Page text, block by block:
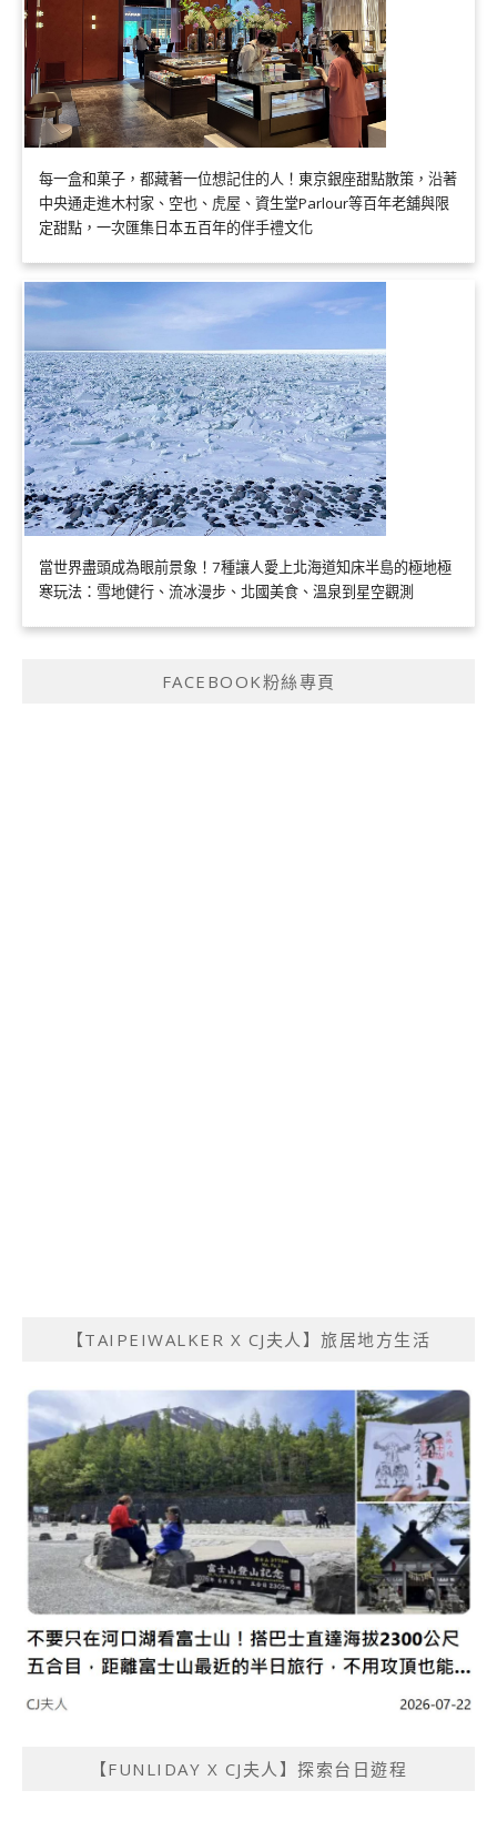
每一盒和菓子，都藏著一位想記住的人！東京銀座甜點散策，沿著
中央通走進木村家、空也、虎屋、資生堂Parlour等百年老舖與限
定甜點，一次匯集日本五百年的伴手禮文化
當世界盡頭成為眼前景象！7種讓人愛上北海道知床半島的極地極
寒玩法：雪地健行、流冰漫步、北國美食、溫泉到星空觀測
FACEBOOK粉絲專頁
【TAIPEIWALKER X CJ夫人】旅居地方生活
【FUNLIDAY X CJ夫人】探索台日遊程